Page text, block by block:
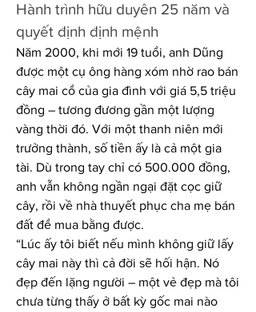
Hành trình hữu duyên 25 năm và
quyết định định mệnh
Năm 2000, khi mới 19 tuổi, anh Dũng
được một cụ ông hàng xóm nhờ rao bán
cây mai cổ của gia đình với giá 5,5 triệu
đồng – tương đương gần một lượng
vàng thời đó. Với một thanh niên mới
trưởng thành, số tiền ấy là cả một gia
tài. Dù trong tay chỉ có 500.000 đồng,
anh vẫn không ngần ngại đặt cọc giữ
cây, rồi về nhà thuyết phục cha mẹ bán
đất để mua bằng được.
“Lúc ấy tôi biết nếu mình không giữ lấy
cây mai này thì cả đời sẽ hối hận. Nó
đẹp đến lặng người – một vẻ đẹp mà tôi
chưa từng thấy ở bất kỳ gốc mai nào